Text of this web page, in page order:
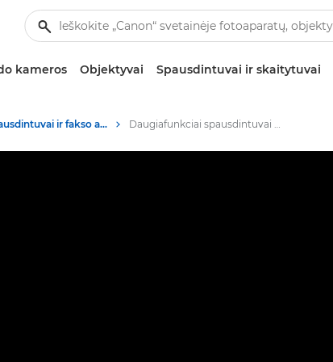
kameros Objektyvai Spausdintuvai ir skaitytuvai
Verslo spausdintuvai ir fakso aparatai Daugiafunkciai spausdintuvai – spausdintuvai „viskas viename“